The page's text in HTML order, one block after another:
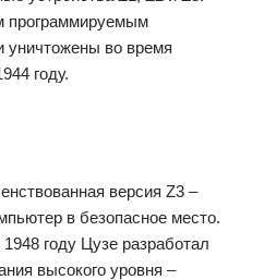
программируемым
уничтожены во время
году.
версия Z3 –
в безопасное место.
году Цузе разработал
высокого уровня –